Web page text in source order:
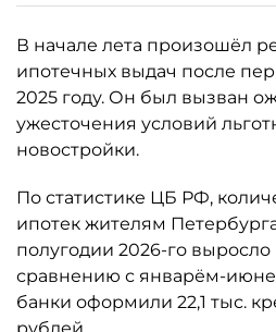
В начале лета произошёл
ипотечных выдач после
2025 году. Он был вызван
ужесточения условий
новостройки.
По статистике ЦБ РФ,
ипотек жителям
полугодии 2026-го выросло
сравнению с январём-
банки оформили 22,1 тыс.